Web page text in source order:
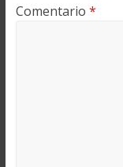
Comentario *